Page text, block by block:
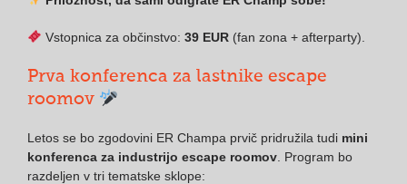
Vstopnica za občinstvo: 39 EUR(fan zona + afterparty).
Prva konferenca za lastnike escape
roomov
Letos se bo zgodovini ER Champa prvič pridružila tudi mini
konferenca za industrijo escape roomov. Program bo
razdeljen v tri tematske sklope: